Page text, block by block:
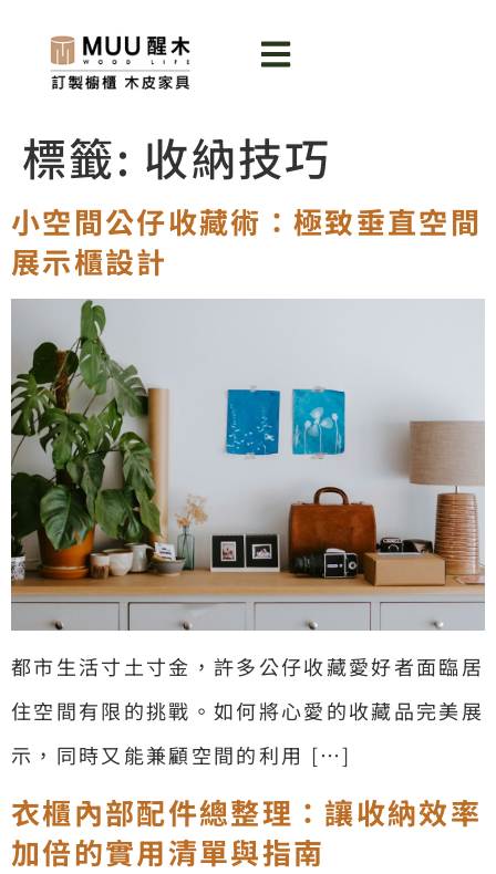
標籤: 收納技巧
小空間公仔收藏術：極致垂直空間
展示櫃設計
都市生活寸土寸金，許多公仔收藏愛好者面臨居
住空間有限的挑戰。如何將心愛的收藏品完美展
示，同時又能兼顧空間的利用 […]
衣櫃內部配件總整理：讓收納效率
加倍的實用清單與指南